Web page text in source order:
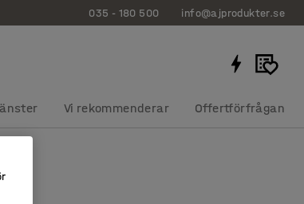
035 - 180 500 info@ajprodukter.se
Vi rekommenderar Offertförfrågan